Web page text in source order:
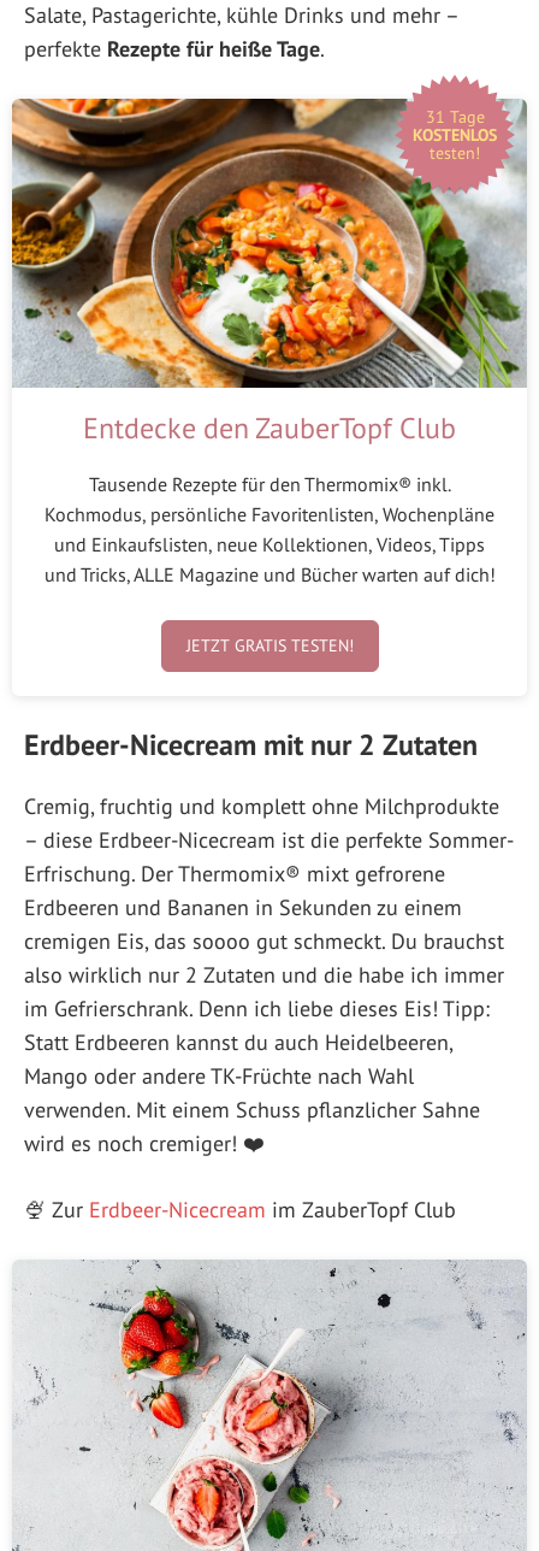
Salate, Pastagerichte, kühle Drinks und mehr –
perfekte Rezepte für heiße Tage.
31 Tage
KOSTENLOS
testen!
Entdecke den ZauberTopf Club
Tausende Rezepte für den Thermomix® inkl.
Kochmodus, persönliche Favoritenlisten, Wochenpläne
und Einkaufslisten, neue Kollektionen, Videos, Tipps
und Tricks, ALLE Magazine und Bücher warten auf dich!
JETZT GRATIS TESTEN!
Erdbeer-Nicecream mit nur 2 Zutaten
Cremig, fruchtig und komplett ohne Milchprodukte
– diese Erdbeer-Nicecream ist die perfekte Sommer-
Erfrischung. Der Thermomix® mixt gefrorene
Erdbeeren und Bananen in Sekunden zu einem
cremigen Eis, das soooo gut schmeckt. Du brauchst
also wirklich nur 2 Zutaten und die habe ich immer
im Gefrierschrank. Denn ich liebe dieses Eis! Tipp:
Statt Erdbeeren kannst du auch Heidelbeeren,
Mango oder andere TK-Früchte nach Wahl
verwenden. Mit einem Schuss pflanzlicher Sahne
wird es noch cremiger! ❤️
🍨 Zur Erdbeer-Nicecream im ZauberTopf Club